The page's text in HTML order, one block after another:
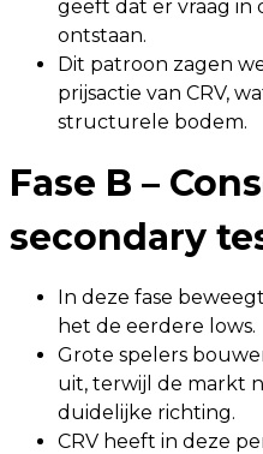
geeft dat er vraag in
ontstaan.
Dit patroon zagen
prijsactie van CRV,
structurele bodem.
Fase B –
secondary
In deze fase
het de eerdere lows.
Grote spelers
uit, terwijl de markt
duidelijke richting.
CRV heeft in deze